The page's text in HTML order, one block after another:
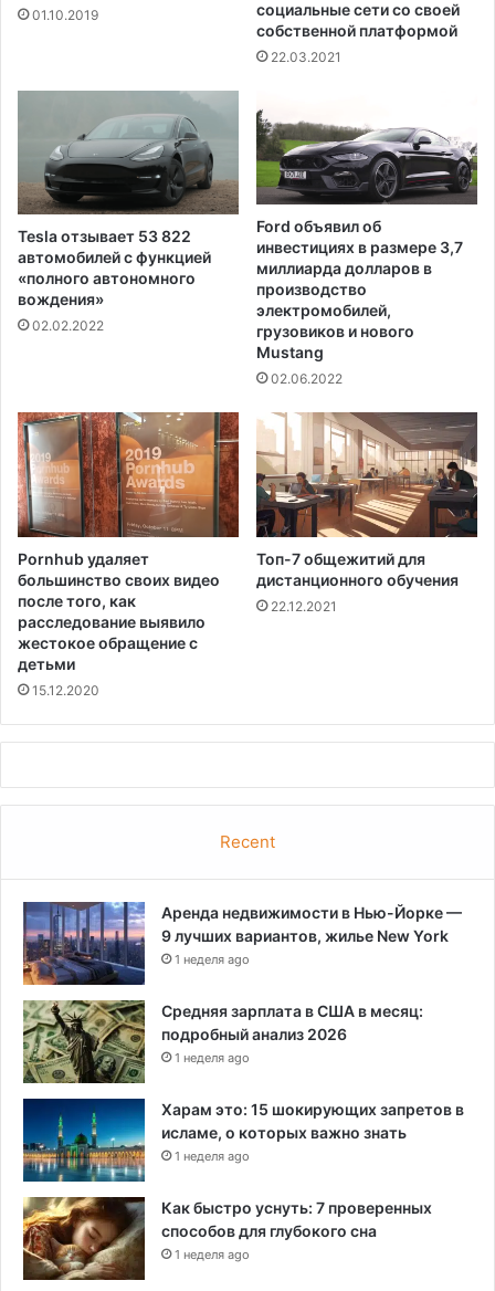
д
а
01.10.2019
социальные сети со своей
собственной платформой
22.03.2021
Tesla отзывает 53 822
автомобилей с функцией
«полного автономного
вождения»
02.02.2022
Ford объявил об
инвестициях в размере 3,7
миллиарда долларов в
производство
электромобилей,
грузовиков и нового
Mustang
02.06.2022
Pornhub удаляет
большинство своих видео
после того, как
расследование выявило
жестокое обращение с
детьми
15.12.2020
Топ-7 общежитий для
дистанционного обучения
22.12.2021
Recent
Аренда недвижимости в Нью-Йорке —
9 лучших вариантов, жилье New York
1 неделя ago
Средняя зарплата в США в месяц:
подробный анализ 2026
1 неделя ago
Харам это: 15 шокирующих запретов в
исламе, о которых важно знать
1 неделя ago
Как быстро уснуть: 7 проверенных
способов для глубокого сна
1 неделя ago